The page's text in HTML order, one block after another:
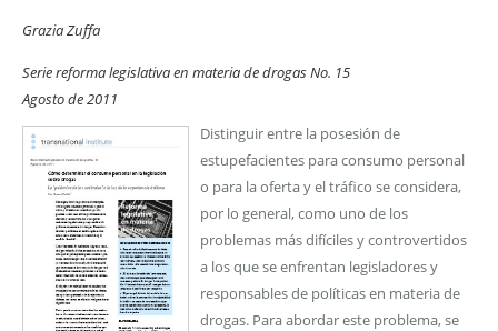
Grazia Zuffa
Serie reforma legislativa en materia de drogas No. 15
Agosto de 2011
Distinguir entre la posesión de
estupefacientes para consumo personal
o para la oferta y el tráfico se considera,
por lo general, como uno de los
problemas más difíciles y controvertidos
a los que se enfrentan legisladores y
responsables de políticas en materia de
drogas. Para abordar este problema, se